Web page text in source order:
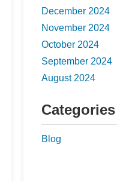
December 2024
November 2024
October 2024
September 2024
August 2024
Categories
Blog